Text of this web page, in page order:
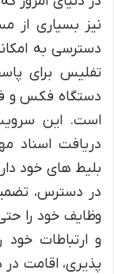
نیز بسیاری از
دسترسی به
تفلیس برای
دستگاه فکس و
است. این سرویس
دریافت اسناد
بلیط های خود
در دسترس،
وظایف خود را
و ارتباطات
پذیری، اقامت